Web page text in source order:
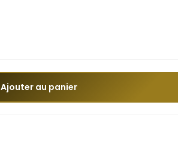
Ajouter au panier